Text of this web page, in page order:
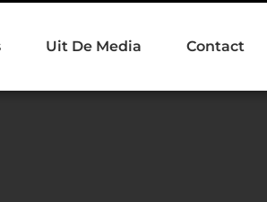
Uit De Media Contact